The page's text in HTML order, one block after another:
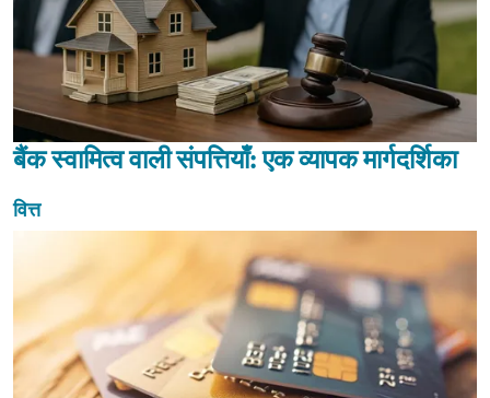
बैंक स्वामित्व वाली संपत्तियाँ: एक व्यापक मार्गदर्शिका
वित्त